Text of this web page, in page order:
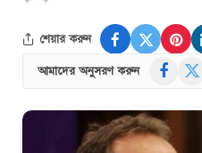
শেয়ার করুন
আমাদের অনুসরণ করুন Facebook